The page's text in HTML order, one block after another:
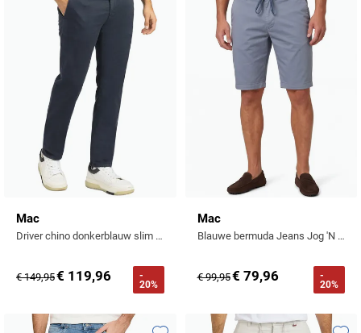
Mac
Driver chino donkerblauw slim fit
€ 149,95€ 119,96
-
20%
Toevoegen aan favorieten
Mac
Blauwe bermuda Jeans Jog 'N Short
€ 99,95€ 79,96
-
20%